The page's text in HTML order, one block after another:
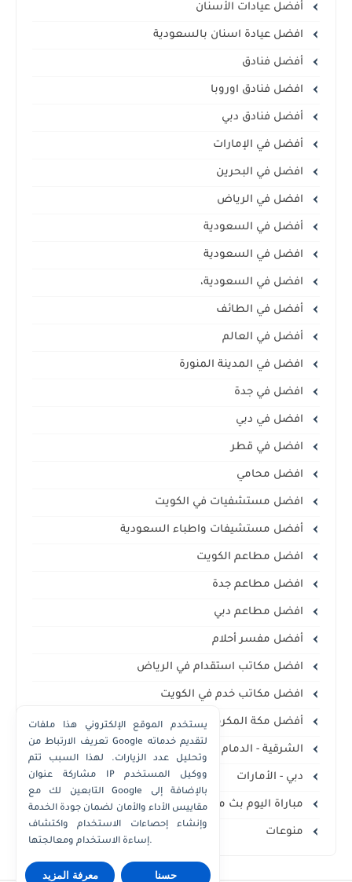
أفضل عيادات الأسنان
افضل عيادة اسنان بالسعودية
أفضل فنادق
افضل فنادق اوروبا
أفضل فنادق دبي
أفضل في الإمارات
افضل في البحرين
افضل في الرياض
أفضل في السعودية
افضل في السعودية
افضل في السعودية،
أفضل في الطائف
أفضل في العالم
افضل في المدينة المنورة
افضل في جدة
افضل في دبي
افضل في قطر
افضل محامي
افضل مستشفيات في الكويت
أفضل مستشيفات واطباء السعودية
افضل مطاعم الكويت
افضل مطاعم جدة
افضل مطاعم دبي
أفضل مفسر أحلام
افضل مكاتب استقدام في الرياض
افضل مكاتب خدم في الكويت
أفضل مكة المكرمة
الشرقية - الدمام الخبر
دبي - الأمارات
مباراة اليوم بث مباشر
منوعات
يستخدم الموقع الإلكتروني هذا ملفات
تعريف الارتباط من Google لتقديم خدماته
وتحليل عدد الزيارات. لهذا السبب تتم
مشاركة عنوان IP ووكيل المستخدم
التابعين لك مع Google بالإضافة إلى
مقاييس الأداء والأمان لضمان جودة الخدمة
وإنشاء إحصاءات الاستخدام واكتشاف
إساءة الاستخدام ومعالجتها.
معرفة المزيد حسنا